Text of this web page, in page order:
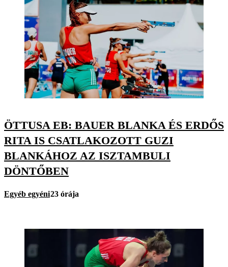
ÖTTUSA EB: BAUER BLANKA ÉS ERDŐS
RITA IS CSATLAKOZOTT GUZI
BLANKÁHOZ AZ ISZTAMBULI
DÖNTŐBEN
Egyéb egyéni23 órája